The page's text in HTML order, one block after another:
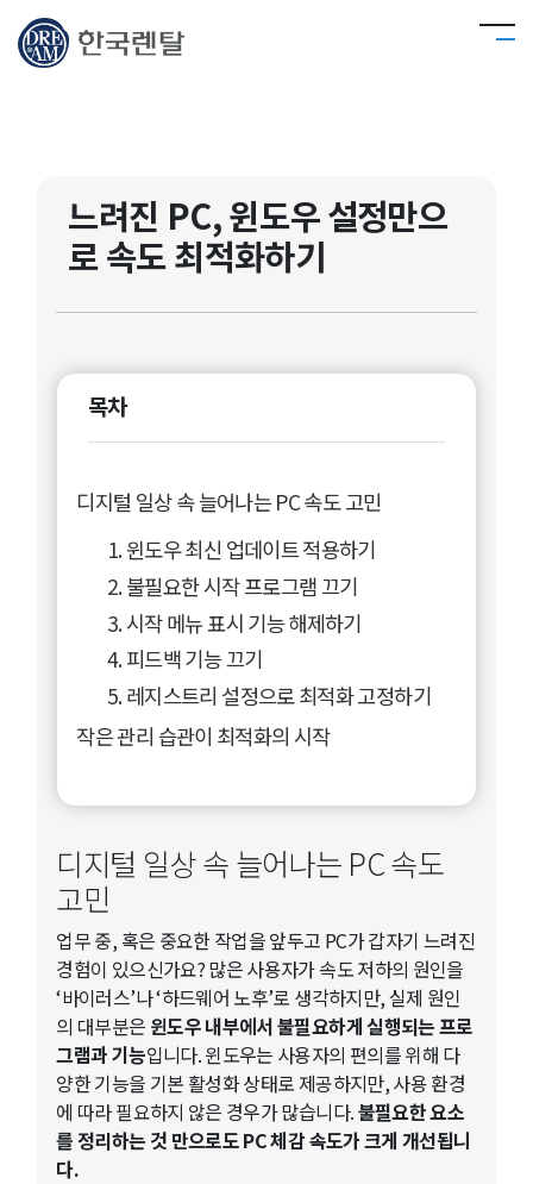
느려진 PC, 윈도우 설정만으
로 속도 최적화하기
목차
디지털 일상 속 늘어나는 PC 속도 고민
1. 윈도우 최신 업데이트 적용하기
2. 불필요한 시작 프로그램 끄기
3. 시작 메뉴 표시 기능 해제하기
4. 피드백 기능 끄기
5. 레지스트리 설정으로 최적화 고정하기
작은 관리 습관이 최적화의 시작
디지털 일상 속 늘어나는 PC 속도
고민
업무 중, 혹은 중요한 작업을 앞두고 PC가 갑자기 느려진
경험이 있으신가요? 많은 사용자가 속도 저하의 원인을
‘바이러스’나 ‘하드웨어 노후’로 생각하지만, 실제 원인
의 대부분은 윈도우 내부에서 불필요하게 실행되는 프로
그램과 기능입니다. 윈도우는 사용자의 편의를 위해 다
양한 기능을 기본 활성화 상태로 제공하지만, 사용 환경
에 따라 필요하지 않은 경우가 많습니다.불필요한 요소
를 정리하는 것 만으로도 PC 체감 속도가 크게 개선됩니
다.